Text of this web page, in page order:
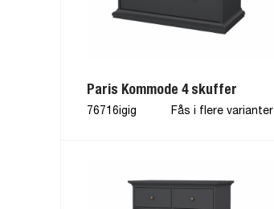
Paris Kommode 4 skuffer
76716igig Fås i flere varianter